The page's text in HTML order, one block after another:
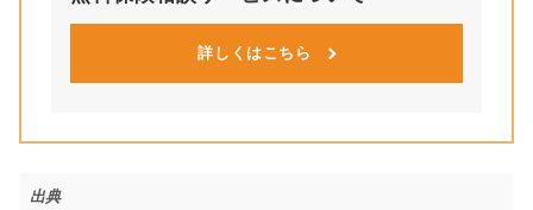
詳しくはこちら
出典